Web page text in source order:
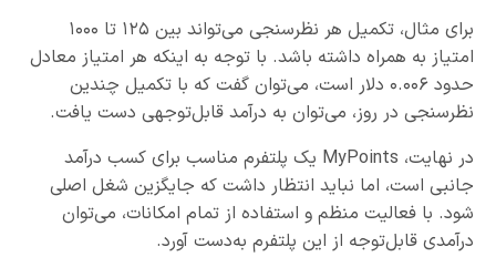
برای مثال، تکمیل هر نظرسنجی می‌تواند بین ۱۲۵ تا ۱۰۰۰
امتیاز به همراه داشته باشد. با توجه به اینکه هر امتیاز معادل
حدود ۰.۰۰۶ دلار است، می‌توان گفت که با تکمیل چندین
نظرسنجی در روز، می‌توان به درآمد قابل‌توجهی دست یافت.
در نهایت، MyPoints یک پلتفرم مناسب برای کسب درآمد
جانبی است، اما نباید انتظار داشت که جایگزین شغل اصلی
شود. با فعالیت منظم و استفاده از تمام امکانات، می‌توان
درآمدی قابل‌توجه از این پلتفرم به‌دست آورد.